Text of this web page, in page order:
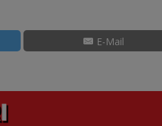
E-Mail